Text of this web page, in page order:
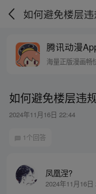
如何避免楼层
腾讯动漫
海量正版漫画畅
如何避免楼层违
2024年11月16日 22:44
1个回答
凤凰涅?
2024年11月16日